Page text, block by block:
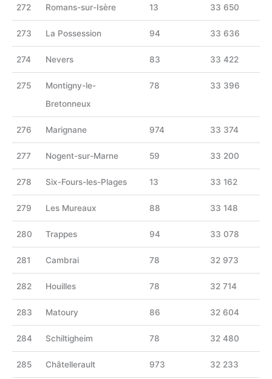
272 Romans-sur-Isère 13 33 650
273 La Possession 94 33 636
274 Nevers 83 33 422
275
Montigny-le-
Bretonneux
78 33 396
276 Marignane 974 33 374
277 Nogent-sur-Marne 59 33 200
278 Six-Fours-les-Plages 13 33 162
279 Les Mureaux 88 33 148
280 Trappes 94 33 078
281 Cambrai 78 32 973
282 Houilles 78 32 714
283 Matoury 86 32 604
284 Schiltigheim 78 32 480
285 Châtellerault 973 32 233